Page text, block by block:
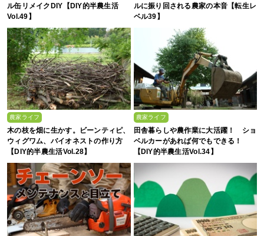
ル缶リメイクDIY【DIY的半農生活
Vol.49】
ルに振り回される農家の本音【転生レ
ベル39】
農家ライフ
木の枝を畑に生かす。ビーンティピ、
ウィグワム、バイオネストの作り方
【DIY的半農生活Vol.28】
農家ライフ
田舎暮らしや農作業に大活躍！ ショ
ベルカーがあれば何でもできる！
【DIY的半農生活Vol.34】